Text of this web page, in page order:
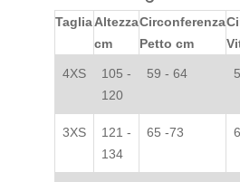
TagliaAltezza
cm
Circonferenza
Petto cm
4XS
105 -
120
59 - 64
3XS
121 -
134
65 -73